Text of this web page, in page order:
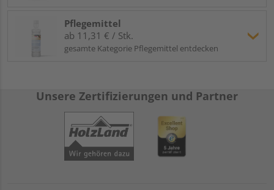
Pflegemittel
ab 11,31 € / Stk.
gesamte Kategorie Pflegemittel entdecken
Unsere Zertifizierungen und Partner